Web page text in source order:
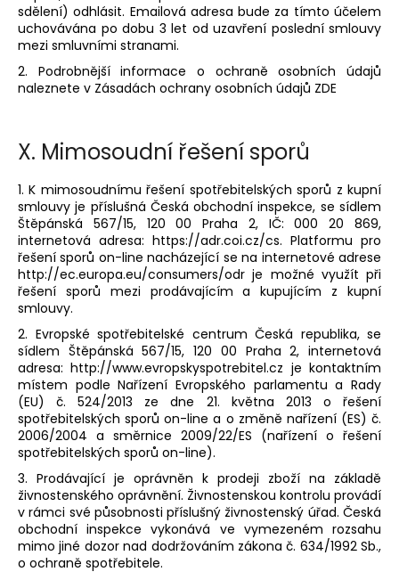
sdělení) odhlásit. Emailová adresa bude za tímto účelem
uchovávána po dobu 3 let od uzavření poslední smlouvy
mezi smluvními stranami.
2. Podrobnější informace o ochraně osobních údajů
naleznete v Zásadách ochrany osobních údajů ZDE
X. Mimosoudní řešení sporů
1. K mimosoudnímu řešení spotřebitelských sporů z kupní
smlouvy je příslušná Česká obchodní inspekce, se sídlem
Štěpánská 567/15, 120 00 Praha 2, IČ: 000 20 869,
internetová adresa: https://adr.coi.cz/cs. Platformu pro
řešení sporů on-line nacházející se na internetové adrese
http://ec.europa.eu/consumers/odr je možné využít při
řešení sporů mezi prodávajícím a kupujícím z kupní
smlouvy.
2. Evropské spotřebitelské centrum Česká republika, se
sídlem Štěpánská 567/15, 120 00 Praha 2, internetová
adresa: http://www.evropskyspotrebitel.cz je kontaktním
místem podle Nařízení Evropského parlamentu a Rady
(EU) č. 524/2013 ze dne 21. května 2013 o řešení
spotřebitelských sporů on-line a o změně nařízení (ES) č.
2006/2004 a směrnice 2009/22/ES (nařízení o řešení
spotřebitelských sporů on-line).
3. Prodávající je oprávněn k prodeji zboží na základě
živnostenského oprávnění. Živnostenskou kontrolu provádí
v rámci své působnosti příslušný živnostenský úřad. Česká
obchodní inspekce vykonává ve vymezeném rozsahu
mimo jiné dozor nad dodržováním zákona č. 634/1992 Sb.,
o ochraně spotřebitele.